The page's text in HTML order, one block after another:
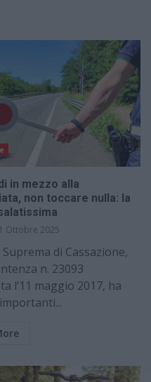
in mezzo alla
non toccare nulla: la
1 Ottobre 2025
di Cassazione,
n. 23093
l’11 maggio 2017, ha